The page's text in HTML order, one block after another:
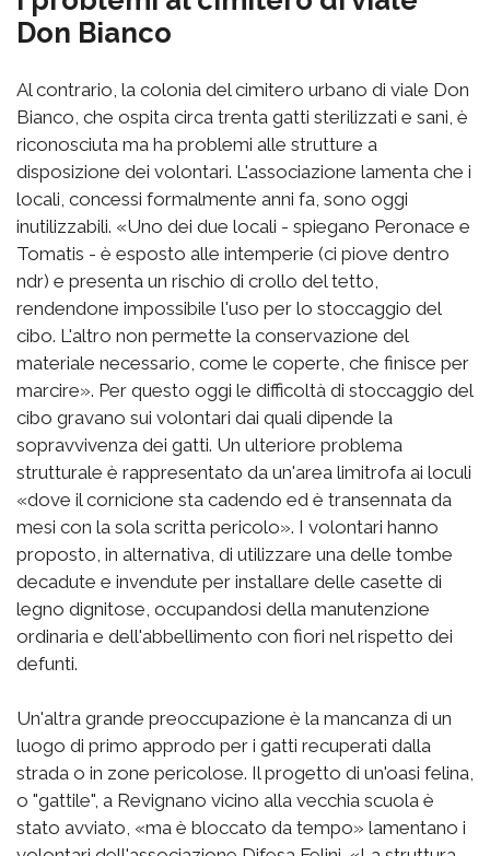
Don Bianco
Al contrario, la colonia del cimitero urbano di viale Don
Bianco, che ospita circa trenta gatti sterilizzati e sani, è
riconosciuta ma ha problemi alle strutture a
disposizione dei volontari. L'associazione lamenta che i
locali, concessi formalmente anni fa, sono oggi
inutilizzabili. «Uno dei due locali - spiegano Peronace e
Tomatis - è esposto alle intemperie (ci piove dentro
ndr) e presenta un rischio di crollo del tetto,
rendendone impossibile l'uso per lo stoccaggio del
cibo. L'altro non permette la conservazione del
materiale necessario, come le coperte, che finisce per
marcire». Per questo oggi le difficoltà di stoccaggio del
cibo gravano sui volontari dai quali dipende la
sopravvivenza dei gatti. Un ulteriore problema
strutturale è rappresentato da un'area limitrofa ai loculi
«dove il cornicione sta cadendo ed è transennata da
mesi con la sola scritta pericolo». I volontari hanno
proposto, in alternativa, di utilizzare una delle tombe
decadute e invendute per installare delle casette di
legno dignitose, occupandosi della manutenzione
ordinaria e dell'abbellimento con fiori nel rispetto dei
defunti.
Un'altra grande preoccupazione è la mancanza di un
luogo di primo approdo per i gatti recuperati dalla
strada o in zone pericolose. Il progetto di un'oasi felina,
o "gattile", a Revignano vicino alla vecchia scuola è
stato avviato, «ma è bloccato da tempo» lamentano i